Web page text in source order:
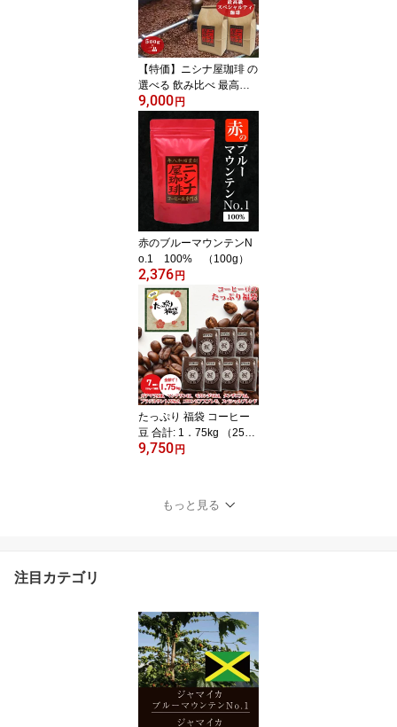
ドル、ホンジュラス、ブ
ラジル）） 焙煎 高級 コ
ーヒー豆 プレゼント 贈
答 誕生日 祝 お礼 お取り
寄せ
【特価】ニシナ屋珈琲 の
選べる 飲み比べ 最高級
の スペシャルティ 珈琲
【500g × 2品】セット
（ガテマラ、マンデリ
ン、キリマン、モカシダ
モ、ペルー、エルサルバ
ドル、ホンジュラス、ブ
ラジル）） 焙煎 高級 コ
ーヒー豆 プレゼント 贈
答 誕生日 祝 お礼 お取り
寄せ
9,000 円
赤のブルーマウンテンN
o.1 100% （100g）
2,376 円
たっぷり 福袋 コーヒー
豆 合計: 1．75kg （250g
×7種類） セット（コロ
ダモ、タンザニア、サン
トスNo．2、スペシャ
9,750 円
もっと見る
注目カテゴリ